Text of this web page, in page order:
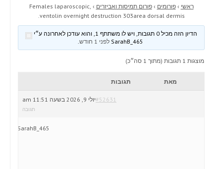
ראשי › פורומים › פורום תמיסות ואביזרים ›
Females laparoscopic,
ventolin overnight destruction 303area dorsal dermis.
הדיון הזה מכיל 0 תגובות, ויש לו משתתף 1, והוא עודכן לאחרונה ע״י
לפני 1 חודש .
מוצגות 1 תגובות (מתוך 1 סה״כ)
מאת תגובות
יולי 9, 2026 בשעה 11:51 am#52631
תגובה
SarahB_465